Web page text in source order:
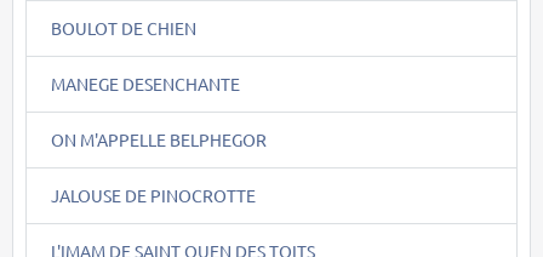
BOULOT DE CHIEN
MANEGE DESENCHANTE
ON M'APPELLE BELPHEGOR
JALOUSE DE PINOCROTTE
L'IMAM DE SAINT OUEN DES TOITS